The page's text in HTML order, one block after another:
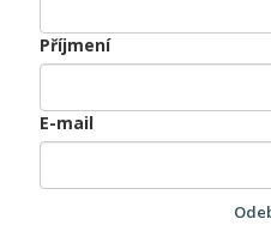
Příjmení
E-mail